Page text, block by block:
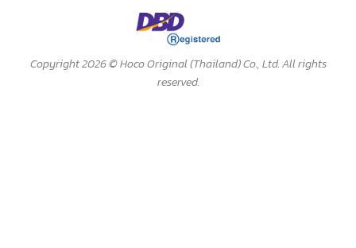
Copyright 2026 ©Hoco Original (Thailand) Co., Ltd. All rights
reserved.